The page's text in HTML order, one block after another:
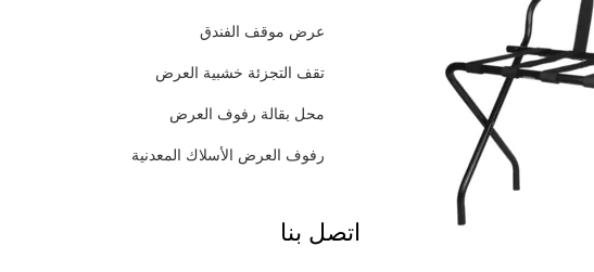
عرض موقف الفندق
تقف التجزئة خشبية العرض
محل بقالة رفوف العرض
رفوف العرض الأسلاك المعدنية
اتصل بنا